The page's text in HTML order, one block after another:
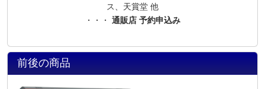
ス、天賞堂 他
・・・ 通販店 予約申込み
前後の商品